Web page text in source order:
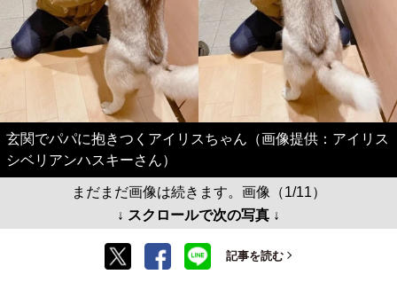
玄関でパパに抱きつくアイリスちゃん（画像提供：アイリス
シベリアンハスキーさん）
まだまだ画像は続きます。画像（1/11）
↓ スクロールで次の写真 ↓
記事を読む